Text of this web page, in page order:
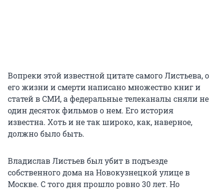
Вопреки этой известной цитате самого Листьева, о
его жизни и смерти написано множество книг и
статей в СМИ, а федеральные телеканалы сняли не
один десяток фильмов о нем. Его история
известна. Хоть и не так широко, как, наверное,
должно было быть.
Владислав Листьев был убит в подъезде
собственного дома на Новокузнецкой улице в
Москве. С того дня прошло ровно 30 лет. Но